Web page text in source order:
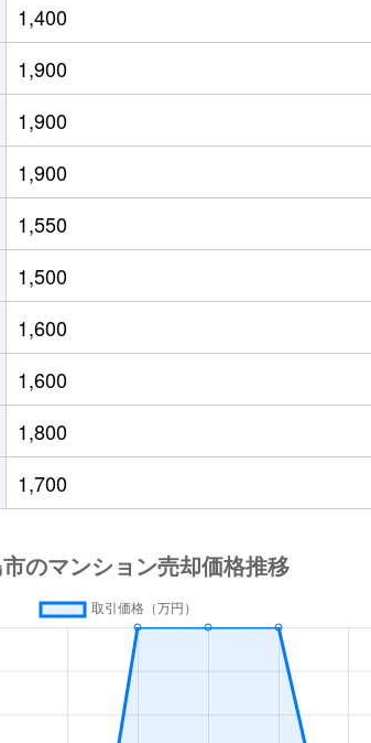
1,400
1,900
1,900
1,900
1,550
1,500
1,600
1,600
1,800
1,700